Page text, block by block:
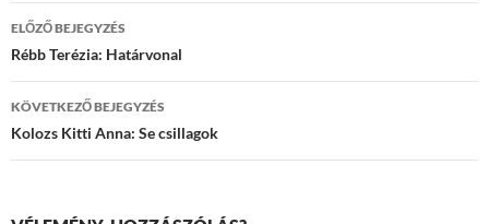
Bejegyzések
navigációja
ELŐZŐ BEJEGYZÉS
Rébb Terézia: Határvonal
KÖVETKEZŐ BEJEGYZÉS
Kolozs Kitti Anna: Se csillagok